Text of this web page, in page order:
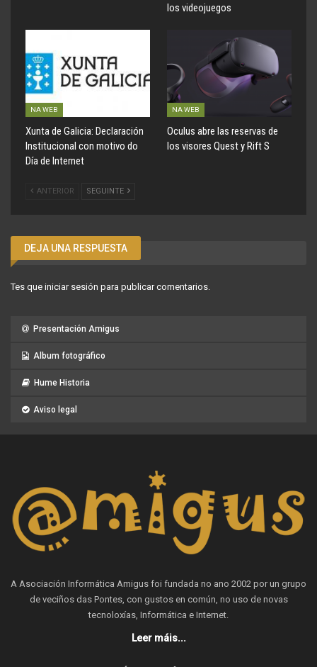
los videojuegos
NA WEB
Xunta de Galicia: Declaración
Institucional con motivo do
Día de Internet
NA WEB
Oculus abre las reservas de
los visores Quest y Rift S
ANTERIOR SEGUINTE
DEJA UNA RESPUESTA
Tes que iniciar sesión para publicar comentarios.
Presentación Amigus
Album fotográfico
Hume Historia
Aviso legal
A Asociación Informática Amigus foi fundada no ano 2002 por un grupo
de veciños das Pontes, con gustos en común, no uso de novas
tecnoloxías, Informática e Internet.
Leer máis...